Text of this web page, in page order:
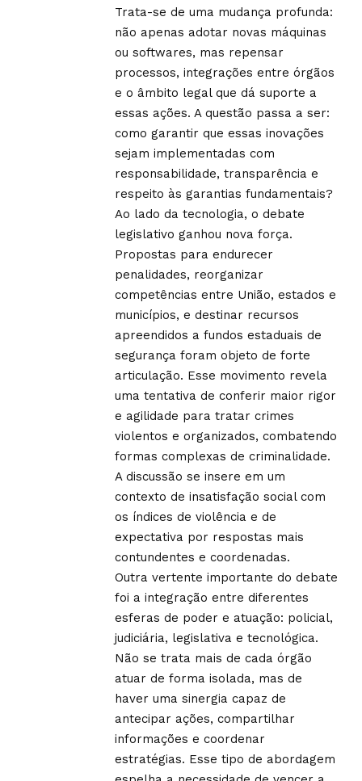
Trata-se de uma mudança profunda:
não apenas adotar novas máquinas
ou softwares, mas repensar
processos, integrações entre órgãos
e o âmbito legal que dá suporte a
essas ações. A questão passa a ser:
como garantir que essas inovações
sejam implementadas com
responsabilidade, transparência e
respeito às garantias fundamentais?
Ao lado da tecnologia, o debate
legislativo ganhou nova força.
Propostas para endurecer
penalidades, reorganizar
competências entre União, estados e
municípios, e destinar recursos
apreendidos a fundos estaduais de
segurança foram objeto de forte
articulação. Esse movimento revela
uma tentativa de conferir maior rigor
e agilidade para tratar crimes
violentos e organizados, combatendo
formas complexas de criminalidade.
A discussão se insere em um
contexto de insatisfação social com
os índices de violência e de
expectativa por respostas mais
contundentes e coordenadas.
Outra vertente importante do debate
foi a integração entre diferentes
esferas de poder e atuação: policial,
judiciária, legislativa e tecnológica.
Não se trata mais de cada órgão
atuar de forma isolada, mas de
haver uma sinergia capaz de
antecipar ações, compartilhar
informações e coordenar
estratégias. Esse tipo de abordagem